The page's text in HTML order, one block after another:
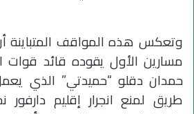
وتعكس هذه المواقف المتباينة
مسارين الأول يقوده قائد قوات
حمدان دقلو “حميدتي” الذي
طريق لمنع انجرار إقليم دارفور